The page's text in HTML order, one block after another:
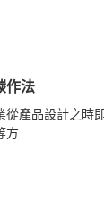
作法
從產品設計之時
方